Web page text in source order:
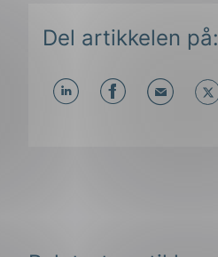
Del artikkelen på: